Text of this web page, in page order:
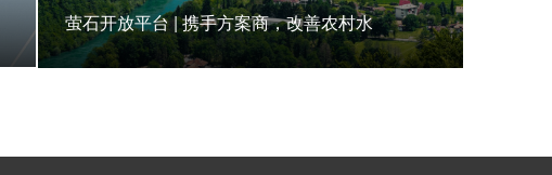
萤石开放平台 | 携手方案商，改善农村水